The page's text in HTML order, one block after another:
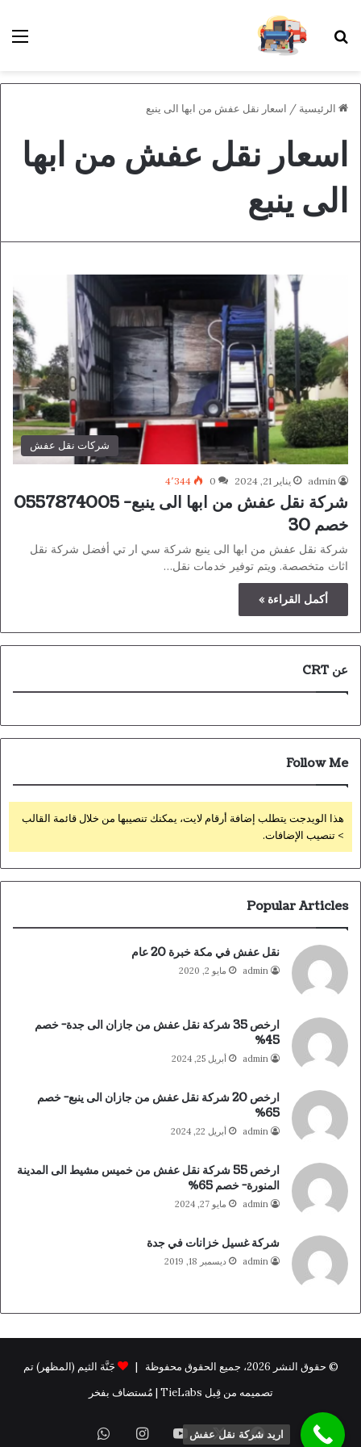
بحث عن
الرئيسية / اسعار نقل عفش من ابها الى ينبع
اسعار نقل عفش من ابها
الى ينبع
شركات نقل عفش
admin يناير 21, 2024 0 4٬344
شركة نقل عفش من ابها الى ينبع- 0557874005
خصم 30
شركة نقل عفش من ابها الى ينبع شركة سي ار تي أفضل شركة نقل
اثاث متخصصة. ويتم توفير خدمات نقل…
أكمل القراءة »
عن CRT
Follow Me
هذا الويدجت يتطلب إضافة أرقام لايت، يمكنك تنصيبها من خلال قائمة القالب
> تنصيب الإضافات.
Popular Articles
نقل عفش في مكة خبرة 20 عام
admin مايو 2, 2020
ارخص 35 شركة نقل عفش من جازان الى جدة- خصم
45%
admin أبريل 25, 2024
ارخص 20 شركة نقل عفش من جازان الى ينبع- خصم
65%
admin أبريل 22, 2024
ارخص 55 شركة نقل عفش من خميس مشيط الى المدينة
المنورة- خصم 65%
admin مايو 27, 2024
شركة غسيل خزانات في جدة
admin ديسمبر 18, 2019
© حقوق النشر 2026، جميع الحقوق محفوظة |
جَنَّة الثيم (المظهر) تم
تصميمه من قِبل TieLabs | مُستضاف بفخر
فيسبوك
X يوتيوبانستقرامواتساب اريد شركة نقل عفش